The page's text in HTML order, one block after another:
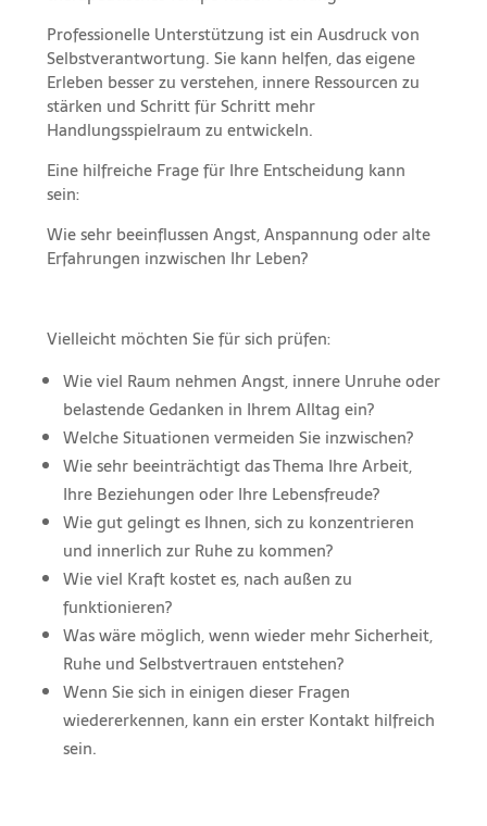
Professionelle Unterstützung ist ein Ausdruck von
Selbstverantwortung. Sie kann helfen, das eigene
Erleben besser zu verstehen, innere Ressourcen zu
stärken und Schritt für Schritt mehr
Handlungsspielraum zu entwickeln.
Eine hilfreiche Frage für Ihre Entscheidung kann
sein:
Wie sehr beeinflussen Angst, Anspannung oder alte
Erfahrungen inzwischen Ihr Leben?
Vielleicht möchten Sie für sich prüfen:
Wie viel Raum nehmen Angst, innere Unruhe oder
belastende Gedanken in Ihrem Alltag ein?
Welche Situationen vermeiden Sie inzwischen?
Wie sehr beeinträchtigt das Thema Ihre Arbeit,
Ihre Beziehungen oder Ihre Lebensfreude?
Wie gut gelingt es Ihnen, sich zu konzentrieren
und innerlich zur Ruhe zu kommen?
Wie viel Kraft kostet es, nach außen zu
funktionieren?
Was wäre möglich, wenn wieder mehr Sicherheit,
Ruhe und Selbstvertrauen entstehen?
Wenn Sie sich in einigen dieser Fragen
wiedererkennen, kann ein erster Kontakt hilfreich
sein.